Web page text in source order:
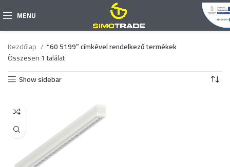
MENU
Kezdőlap
“60 5199” címkével rendelkező termékek
Összesen 1 találat
Show sidebar